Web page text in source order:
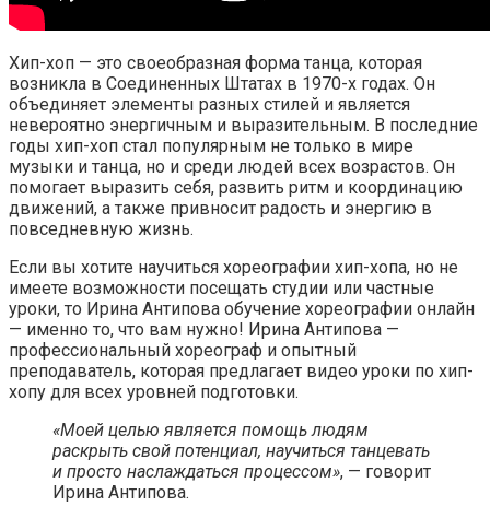
Хип-хоп — это своеобразная форма танца, которая
возникла в Соединенных Штатах в 1970-х годах. Он
объединяет элементы разных стилей и является
невероятно энергичным и выразительным. В последние
годы хип-хоп стал популярным не только в мире
музыки и танца, но и среди людей всех возрастов. Он
помогает выразить себя, развить ритм и координацию
движений, а также привносит радость и энергию в
повседневную жизнь.
Если вы хотите научиться хореографии хип-хопа, но не
имеете возможности посещать студии или частные
уроки, то Ирина Антипова обучение хореографии онлайн
— именно то, что вам нужно! Ирина Антипова —
профессиональный хореограф и опытный
преподаватель, которая предлагает видео уроки по хип-
хопу для всех уровней подготовки.
«Моей целью является помощь людям
раскрыть свой потенциал, научиться танцевать
и просто наслаждаться процессом», — говорит
Ирина Антипова.